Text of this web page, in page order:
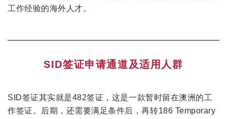
工作经验的海外人才。
SID签证申请通道及适用人群
SID签证其实就是482签证，这是一款暂时留在澳洲的工
作签证。后期，还需要满足条件后，再转186 Temporary